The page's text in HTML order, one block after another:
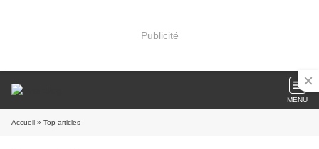
Publicité
MENU
Accueil » Top articles